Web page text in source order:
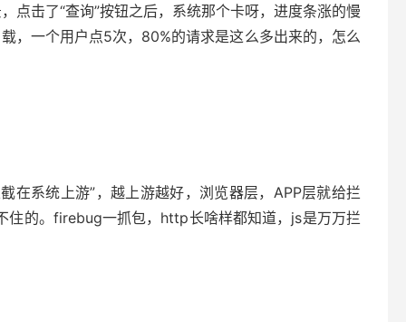
点击了“查询”按钮之后，系统那个卡呀，进度条涨的慢
，一个用户点5次，80%的请求是这么多出来的，怎么
在系统上游”，越上游越好，浏览器层，APP层就给拦
住的。firebug一抓包，http长啥样都知道，js是万万拦